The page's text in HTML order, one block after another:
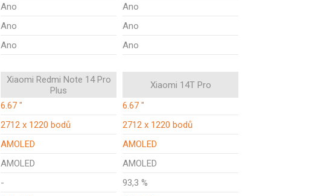
Ano
Ano
Ano
Ano
Ano Ano
Xiaomi Redmi Note 14 Pro
Plus
Xiaomi 14T Pro
6.67 "
6.67 "
2712 x 1220 bodů
2712 x 1220 bodů
AMOLED
AMOLED
AMOLED
AMOLED
-
93,3 %